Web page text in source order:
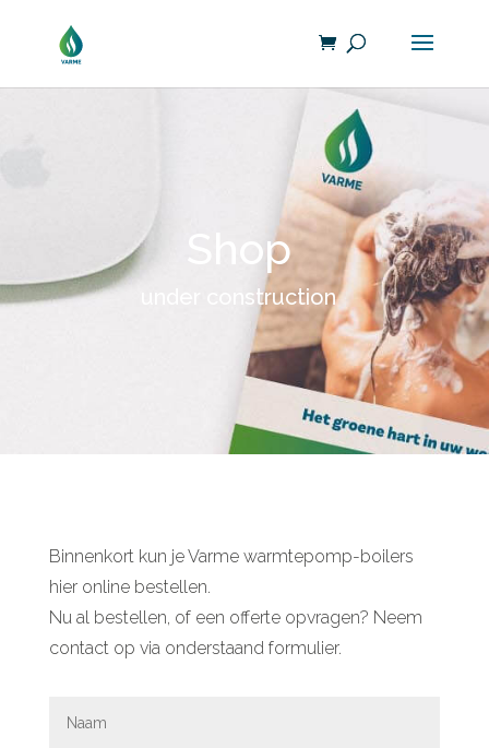
Shop
under construction
Binnenkort kun je Varme warmtepomp-boilers
hier online bestellen.
Nu al bestellen, of een offerte opvragen? Neem
contact op via onderstaand formulier.